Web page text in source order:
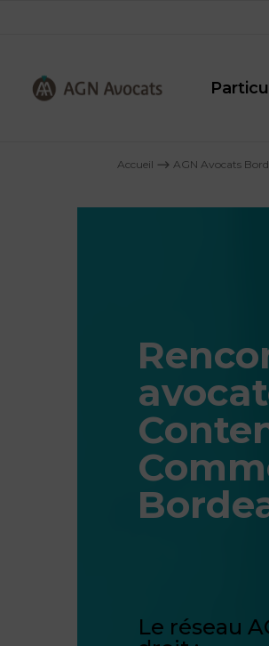
Accueil ⟶ AGN Avocats
Le réseau